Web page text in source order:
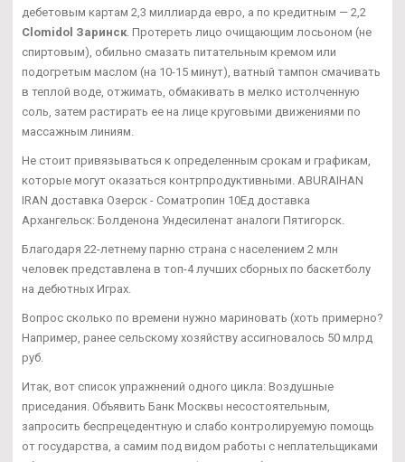
дебетовым картам 2,3 миллиарда евро, а по кредитным — 2,2
Clomidol Заринск . Протереть лицо очищающим лосьоном (не
спиртовым), обильно смазать питательным кремом или
подогретым маслом (на 10-15 минут), ватный тампон смачивать
в теплой воде, отжимать, обмакивать в мелко истолченную
соль, затем растирать ее на лице круговыми движениями по
массажным линиям.
Не стоит привязываться к определенным срокам и графикам,
которые могут оказаться контрпродуктивными. ABURAIHAN
IRAN доставка Озерск - Cоматропин 10Ед доставка
Архангельск: Болденона Ундесиленат аналоги Пятигорск.
Благодаря 22-летнему парню страна с населением 2 млн
человек представлена в топ-4 лучших сборных по баскетболу
на дебютных Играх.
Вопрос сколько по времени нужно мариновать (хоть примерно?
Например, ранее сельскому хозяйству ассигновалось 50 млрд
руб.
Итак, вот список упражнений одного цикла: Воздушные
приседания. Объявить Банк Москвы несостоятельным,
запросить беспрецедентную и слабо контролируемую помощь
от государства, а самим под видом работы с неплательщиками